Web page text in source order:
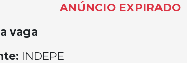
ANÚNCIO EXPIRADO
vaga
INDEPE